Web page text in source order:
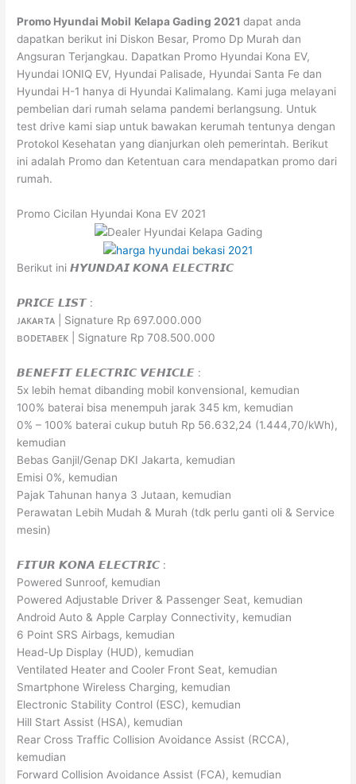
Promo Hyundai Mobil Kelapa Gading 2021dapat anda
dapatkan berikut ini Diskon Besar, Promo Dp Murah dan
Angsuran Terjangkau. Dapatkan Promo Hyundai Kona EV,
Hyundai IONIQ EV, Hyundai Palisade, Hyundai Santa Fe dan
Hyundai H-1 hanya di Hyundai Kalimalang. Kami juga melayani
pembelian dari rumah selama pandemi berlangsung. Untuk
test drive kami siap untuk bawakan kerumah tentunya dengan
Protokol Kesehatan yang dianjurkan oleh pemerintah. Berikut
ini adalah Promo dan Ketentuan cara mendapatkan promo dari
rumah.
Promo Cicilan Hyundai Kona EV 2021
Berikut ini 𝙃𝙔𝙐𝙉𝘿𝘼𝙄 𝙆𝙊𝙉𝘼 𝙀𝙇𝙀𝘾𝙏𝙍𝙄𝘾
𝙋𝙍𝙄𝘾𝙀 𝙇𝙄𝙎𝙏 :
ᴊᴀᴋᴀʀᴛᴀ | Signature Rp 697.000.000
ʙᴏᴅᴇᴛᴀʙᴇᴋ | Signature Rp 708.500.000
𝘽𝙀𝙉𝙀𝙁𝙄𝙏 𝙀𝙇𝙀𝘾𝙏𝙍𝙄𝘾 𝙑𝙀𝙃𝙄𝘾𝙇𝙀 :
5x lebih hemat dibanding mobil konvensional, kemudian
100% baterai bisa menempuh jarak 345 km, kemudian
0% – 100% baterai cukup butuh Rp 56.632,24 (1.444,70/kWh),
kemudian
Bebas Ganjil/Genap DKI Jakarta, kemudian
Emisi 0%, kemudian
Pajak Tahunan hanya 3 Jutaan, kemudian
Perawatan Lebih Mudah & Murah (tdk perlu ganti oli & Service
mesin)
𝙁𝙄𝙏𝙐𝙍 𝙆𝙊𝙉𝘼 𝙀𝙇𝙀𝘾𝙏𝙍𝙄𝘾 :
Powered Sunroof, kemudian
Powered Adjustable Driver & Passenger Seat, kemudian
Android Auto & Apple Carplay Connectivity, kemudian
6 Point SRS Airbags, kemudian
Head-Up Display (HUD), kemudian
Ventilated Heater and Cooler Front Seat, kemudian
Smartphone Wireless Charging, kemudian
Electronic Stability Control (ESC), kemudian
Hill Start Assist (HSA), kemudian
Rear Cross Traffic Collision Avoidance Assist (RCCA),
kemudian
Forward Collision Avoidance Assist (FCA), kemudian